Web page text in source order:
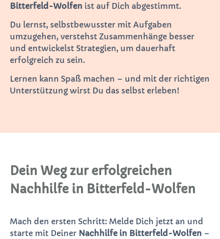
Bitterfeld-Wolfen ist auf Dich abgestimmt.
Du lernst, selbstbewusster mit Aufgaben
umzugehen, verstehst Zusammenhänge besser
und entwickelst Strategien, um dauerhaft
erfolgreich zu sein.
Lernen kann Spaß machen – und mit der richtigen
Unterstützung wirst Du das selbst erleben!
Dein Weg zur erfolgreichen
Nachhilfe in Bitterfeld-Wolfen
Mach den ersten Schritt: Melde Dich jetzt an und
starte mit Deiner Nachhilfe in Bitterfeld-Wolfen –